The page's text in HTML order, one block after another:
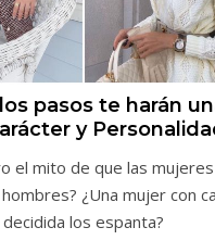
pasos te harán
y
el mito de que las
¿Una mujer con
decidida los espanta?